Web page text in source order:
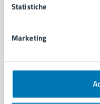
Statistiche
Marketing
CATEGORIE DI SERVIZIO
Autorizzazioni
Documenti e certificati